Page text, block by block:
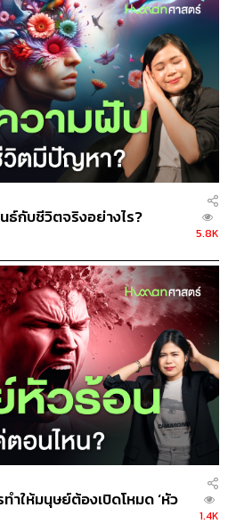
ธ์กับชีวิตจริงอย่างไร?
5.8K
ำให้มนุษย์ต้องเปิดโหมด ‘หัว
1.4K